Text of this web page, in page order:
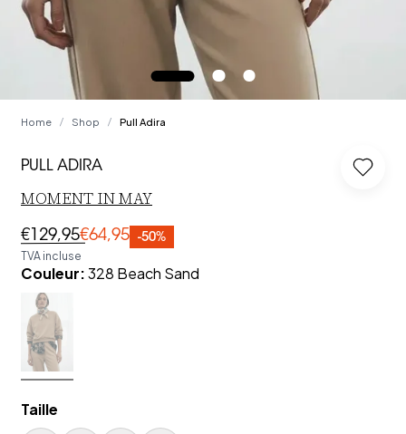
Home / Shop / Pull Adira
PULL ADIRA Log in
MOMENT IN MAY
€129,95€64,95 -50%
TVA incluse
Couleur:328 Beach Sand
Taille